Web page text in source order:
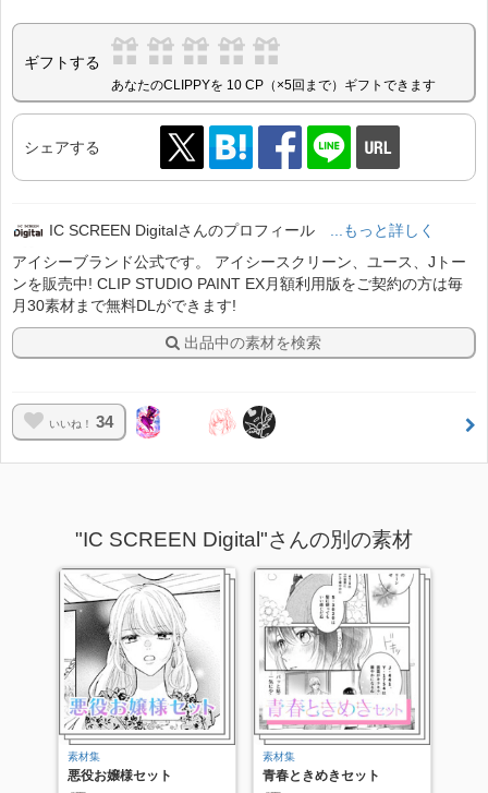
ギフトする
あなたのCLIPPYを 10 CP（×5回まで）ギフトできます
シェアする
IC SCREEN Digitalさんのプロフィール
...もっと詳しく
アイシーブランド公式です。 アイシースクリーン、ユース、Jトー
ンを販売中! CLIP STUDIO PAINT EX月額利用版をご契約の方は毎
月30素材まで無料DLができます!
出品中の素材を検索
いいね！ 34
"IC SCREEN Digital"さんの別の素材
素材集
悪役お嬢様セット
素材集
青春ときめきセット